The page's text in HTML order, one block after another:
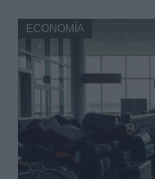
ECONOMÍA